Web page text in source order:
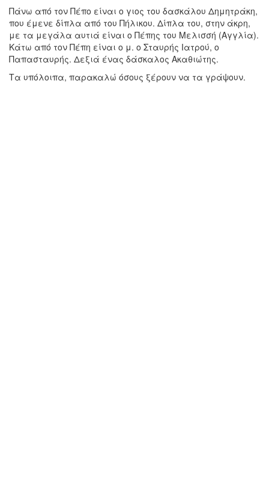
Πάνω από τον Πέπο είναι ο γιος του δασκάλου Δημητράκη,
που έμενε δίπλα από του Πήλικου. Δίπλα του, στην άκρη,
με τα μεγάλα αυτιά είναι ο Πέπης του Μελισσή (Αγγλία).
Κάτω από τον Πέπη είναι ο μ. ο Σταυρής Ιατρού, ο
Παπασταυρής. Δεξιά ένας δάσκαλος Ακαθιώτης.
Τα υπόλοιπα, παρακαλώ όσους ξέρουν να τα γράψουν.